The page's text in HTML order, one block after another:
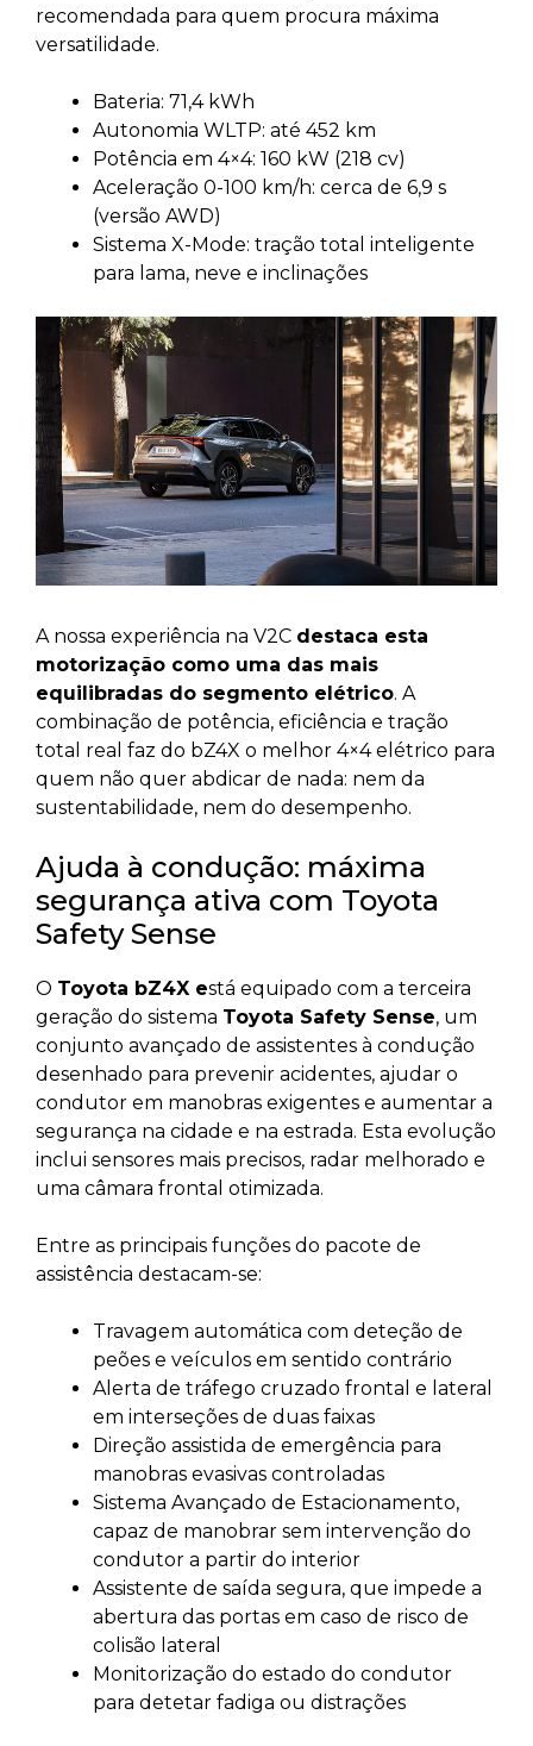
recomendada para quem procura máxima
versatilidade.
Bateria: 71,4 kWh
Autonomia WLTP: até 452 km
Potência em 4×4: 160 kW (218 cv)
Aceleração 0-100 km/h: cerca de 6,9 s
(versão AWD)
Sistema X-Mode: tração total inteligente
para lama, neve e inclinações
A nossa experiência na V2C destaca esta
motorização como uma das mais
equilibradas do segmento elétrico. A
combinação de potência, eficiência e tração
total real faz do bZ4X o melhor 4×4 elétrico para
quem não quer abdicar de nada: nem da
sustentabilidade, nem do desempenho.
Ajuda à condução: máxima
segurança ativa com Toyota
Safety Sense
O Toyota bZ4X está equipado com a terceira
geração do sistema Toyota Safety Sense, um
conjunto avançado de assistentes à condução
desenhado para prevenir acidentes, ajudar o
condutor em manobras exigentes e aumentar a
segurança na cidade e na estrada. Esta evolução
inclui sensores mais precisos, radar melhorado e
uma câmara frontal otimizada.
Entre as principais funções do pacote de
assistência destacam-se:
Travagem automática com deteção de
peões e veículos em sentido contrário
Alerta de tráfego cruzado frontal e lateral
em interseções de duas faixas
Direção assistida de emergência para
manobras evasivas controladas
Sistema Avançado de Estacionamento,
capaz de manobrar sem intervenção do
condutor a partir do interior
Assistente de saída segura, que impede a
abertura das portas em caso de risco de
colisão lateral
Monitorização do estado do condutor
para detetar fadiga ou distrações